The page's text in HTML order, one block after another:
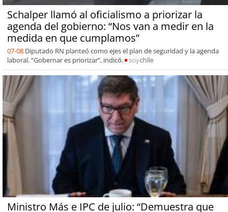
Schalper llamó al oficialismo a priorizar la
agenda del gobierno: “Nos van a medir en la
medida en que cumplamos”
07-08 Diputado RN planteó como ejes el plan de seguridad y la agenda
laboral. “Gobernar es priorizar”, indicó.
soychile
Ministro Más e IPC de julio: “Demuestra que